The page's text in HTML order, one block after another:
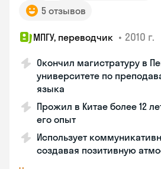
5 отзывов
МПГУ, переводчик • 2010 г.
Окончил магистратуру в
университете по
языка
Прожил в Китае более 12
его опыт
Использует
создавая позитивную